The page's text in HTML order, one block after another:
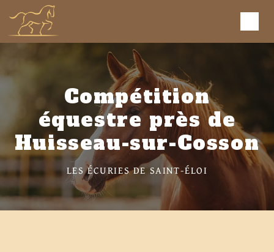
Compétition
équestre près de
Huisseau-sur-Cosson
LES ÉCURIES DE SAINT-ÉLOI
Panneau de gestion des cookies